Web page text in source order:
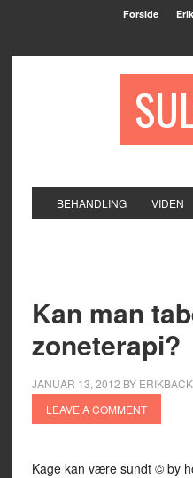
Forside
BEHANDLING VIDEN
Kan man
zoneterapi?
JANUAR 13, 2012 BY ERIKBACK
LEAVE A COMMENT
Kage kan være sundt © by